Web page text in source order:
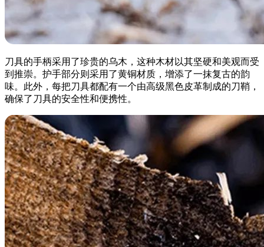
刀具的手柄采用了珍贵的乌木，这种木材以其坚硬和美观而受
到推崇。护手部分则采用了黄铜材质，增添了一抹复古的韵
味。此外，每把刀具都配有一个由高级黑色皮革制成的刀鞘，
确保了刀具的安全性和便携性。